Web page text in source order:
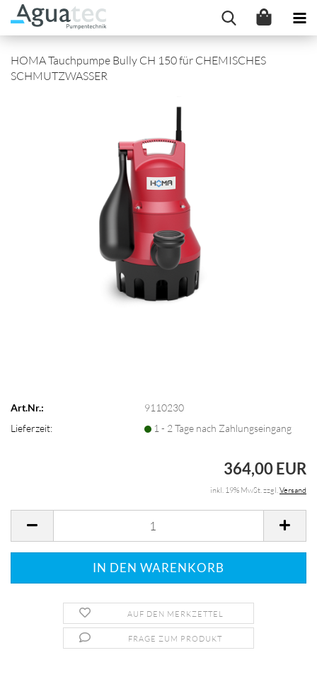
HOMA Tauchpumpe Bully CH 150 für CHEMISCHES
SCHMUTZWASSER
Art.Nr.:
9110230
Lieferzeit:
1 - 2 Tage nach Zahlungseingang
364,00 EUR
inkl. 19% MwSt. zzgl.Versand
AUF DEN MERKZETTEL
FRAGE ZUM PRODUKT